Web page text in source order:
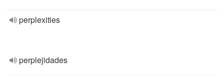
perplexities
perplejidades